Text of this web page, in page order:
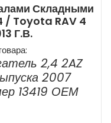
Складными
/ Toyota RAV 4
Г.в.
2,4 2AZ
2007
13419 ОЕМ